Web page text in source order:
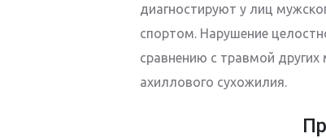
диагностируют у лиц
спортом. Нарушение
сравнению с травмой других
ахиллового сухожилия.